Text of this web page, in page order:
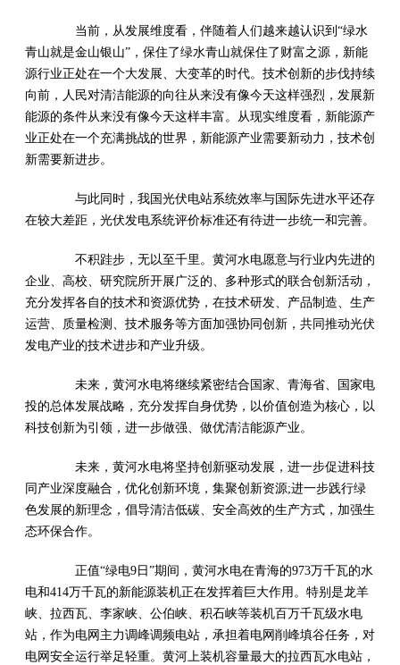
当前，从发展维度看，伴随着人们越来越认识到“绿水
青山就是金山银山”，保住了绿水青山就保住了财富之源，新能
源行业正处在一个大发展、大变革的时代。技术创新的步伐持续
向前，人民对清洁能源的向往从来没有像今天这样强烈，发展新
能源的条件从来没有像今天这样丰富。从现实维度看，新能源产
业正处在一个充满挑战的世界，新能源产业需要新动力，技术创
新需要新进步。
与此同时，我国光伏电站系统效率与国际先进水平还存
在较大差距，光伏发电系统评价标准还有待进一步统一和完善。
不积跬步，无以至千里。黄河水电愿意与行业内先进的
企业、高校、研究院所开展广泛的、多种形式的联合创新活动，
充分发挥各自的技术和资源优势，在技术研发、产品制造、生产
运营、质量检测、技术服务等方面加强协同创新，共同推动光伏
发电产业的技术进步和产业升级。
未来，黄河水电将继续紧密结合国家、青海省、国家电
投的总体发展战略，充分发挥自身优势，以价值创造为核心，以
科技创新为引领，进一步做强、做优清洁能源产业。
未来，黄河水电将坚持创新驱动发展，进一步促进科技
同产业深度融合，优化创新环境，集聚创新资源;进一步践行绿
色发展的新理念，倡导清洁低碳、安全高效的生产方式，加强生
态环保合作。
正值“绿电9日”期间，黄河水电在青海的973万千瓦的水
电和414万千瓦的新能源装机正在发挥着巨大作用。特别是龙羊
峡、拉西瓦、李家峡、公伯峡、积石峡等装机百万千瓦级水电
站，作为电网主力调峰调频电站，承担着电网削峰填谷任务，对
电网安全运行举足轻重。黄河上装机容量最大的拉西瓦水电站，